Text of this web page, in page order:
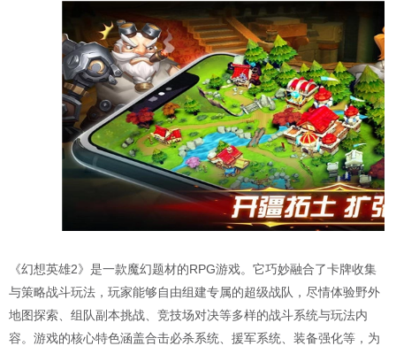
《幻想英雄2》是一款魔幻题材的RPG游戏。它巧妙融合了卡牌收集
与策略战斗玩法，玩家能够自由组建专属的超级战队，尽情体验野外
地图探索、组队副本挑战、竞技场对决等多样的战斗系统与玩法内
容。游戏的核心特色涵盖合击必杀系统、援军系统、装备强化等，为